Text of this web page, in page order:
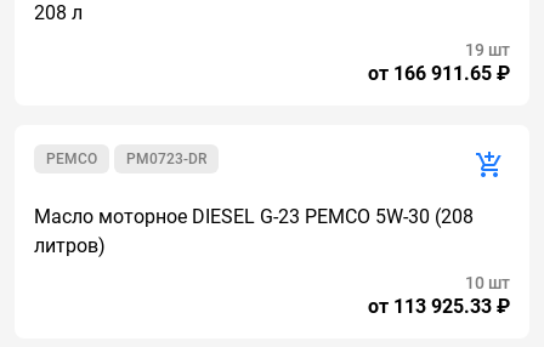
208 л
от 166 911.65 ₽
19 шт
PM0723-DR
PEMCO
Масло моторное DIESEL G-23 PEMCO 5W-30 (208
литров)
от 113 925.33 ₽
10 шт